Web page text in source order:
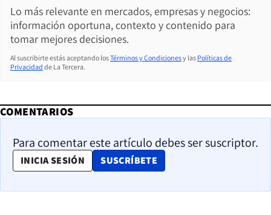
Lo más relevante en mercados, empresas y negocios:
información oportuna, contexto y contenido para
tomar mejores decisiones.
Al suscribirte estás aceptando losTérminos y Condicionesy las Políticas de
Privacidad de La Tercera.
COMENTARIOS
Para comentar este artículo debes ser suscriptor.
INICIA SESIÓN SUSCRÍBETE
OPENS IN NEW WINDOW